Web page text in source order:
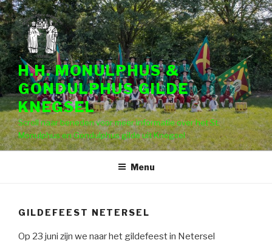
Naar
de
inhoud
springen
H.H. MONULPHUS &
GONDULPHUS GILDE
KNEGSEL
Scroll naar beneden voor meer informatie over het St.
Monulphus en Gondulphus gilde uit Knegsel
Menu
GILDEFEEST NETERSEL
Op 23 juni zijn we naar het gildefeest in Netersel